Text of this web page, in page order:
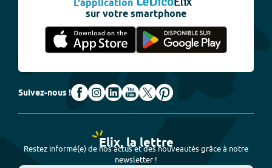
L'application
sur votre smartphone
Suivez-nous !
Elix, la lettre
Restez informé(e) de nos actus et des nouveautés grâce à notre
newsletter !